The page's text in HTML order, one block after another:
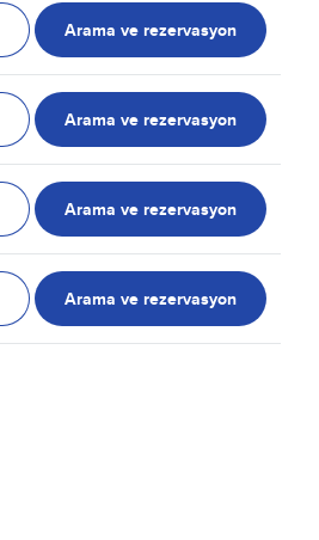
Arama ve rezervasyon
Arama ve rezervasyon
Arama ve rezervasyon
Arama ve rezervasyon